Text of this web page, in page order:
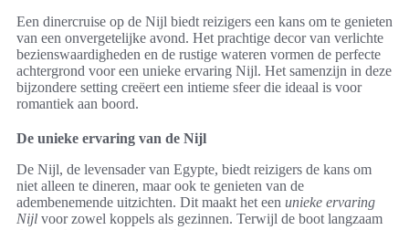
Een dinercruise op de Nijl biedt reizigers een kans om te genieten
van een onvergetelijke avond. Het prachtige decor van verlichte
bezienswaardigheden en de rustige wateren vormen de perfecte
achtergrond voor een unieke ervaring Nijl. Het samenzijn in deze
bijzondere setting creëert een intieme sfeer die ideaal is voor
romantiek aan boord.
De unieke ervaring van de Nijl
De Nijl, de levensader van Egypte, biedt reizigers de kans om
niet alleen te dineren, maar ook te genieten van de
adembenemende uitzichten. Dit maakt het een unieke ervaring
Nijl voor zowel koppels als gezinnen. Terwijl de boot langzaam